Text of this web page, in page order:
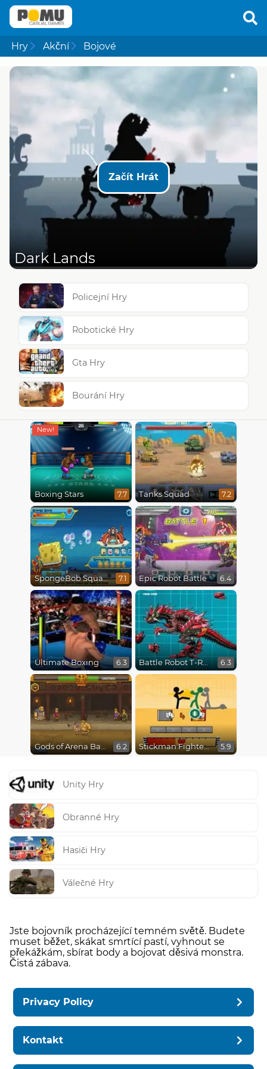
Hry Akční Bojové
Začít Hrát
Dark Lands
Policejní Hry
Robotické Hry
Gta Hry
Bourání Hry
Boxing Stars 7.7 Tanks Squad 7.2
SpongeBob SquarePants : Monster Island Adventures 7.1 Epic Robot Battle 6.4
Ultimate Boxing 6.3 Battle Robot T-Rex Age 6.3
Gods of Arena Battles 6.2 Stickman Fighter Epic Battles 5.9
Unity Hry
Obranné Hry
Hasiči Hry
Válečné Hry
Jste bojovník procházející temném světě. Budete
muset běžet, skákat smrtící pastí, vyhnout se
překážkám, sbírat body a bojovat děsivá monstra.
Čistá zábava.
Privacy Policy
Kontakt